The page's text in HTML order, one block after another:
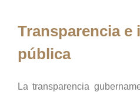
Transparencia e
pública
La transparencia